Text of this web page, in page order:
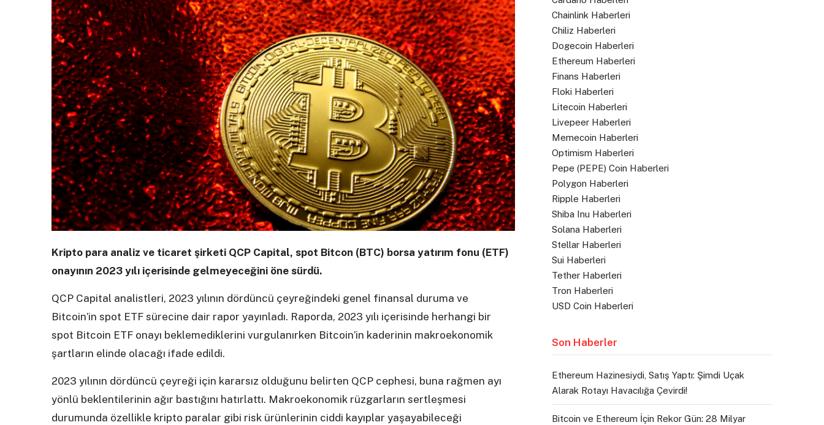
Kripto para analiz ve ticaret şirketi QCP Capital, spot Bitcon (BTC) borsa yatırım fonu (ETF)
onayının 2023 yılı içerisinde gelmeyeceğini öne sürdü.
QCP Capital analistleri, 2023 yılının dördüncü çeyreğindeki genel finansal duruma ve
Bitcoin’in spot ETF sürecine dair rapor yayınladı. Raporda, 2023 yılı içerisinde herhangi bir
spot Bitcoin ETF onayı beklemediklerini vurgulanırken Bitcoin’in kaderinin makroekonomik
şartların elinde olacağı ifade edildi.
2023 yılının dördüncü çeyreği için kararsız olduğunu belirten QCP cephesi, buna rağmen ayı
yönlü beklentilerinin ağır bastığını hatırlattı. Makroekonomik rüzgarların sertleşmesi
durumunda özellikle kripto paralar gibi risk ürünlerinin ciddi kayıplar yaşayabileceği
Chainlink Haberleri
Chiliz Haberleri
Dogecoin Haberleri
Ethereum Haberleri
Finans Haberleri
Floki Haberleri
Litecoin Haberleri
Livepeer Haberleri
Memecoin Haberleri
Optimism Haberleri
Pepe (PEPE) Coin Haberleri
Polygon Haberleri
Ripple Haberleri
Shiba Inu Haberleri
Solana Haberleri
Stellar Haberleri
Sui Haberleri
Tether Haberleri
Tron Haberleri
USD Coin Haberleri
Son Haberler
Ethereum Hazinesiydi, Satış Yaptı: Şimdi Uçak
Alarak Rotayı Havacılığa Çevirdi!
Bitcoin ve Ethereum İçin Rekor Gün: 28 Milyar